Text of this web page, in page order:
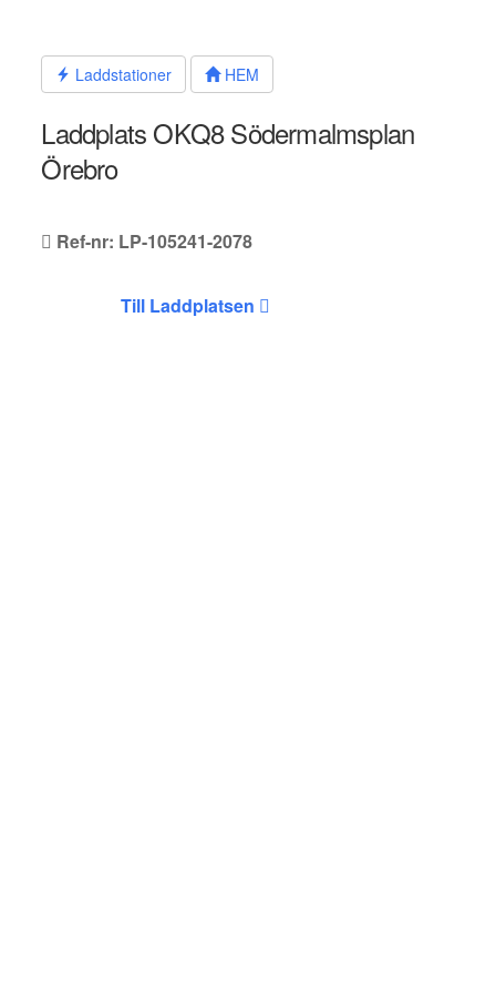
innehållet Laddstationer HEM
Laddplats OKQ8 Södermalmsplan
Örebro
Ref-nr: LP-105241-2078
Till Laddplatsen